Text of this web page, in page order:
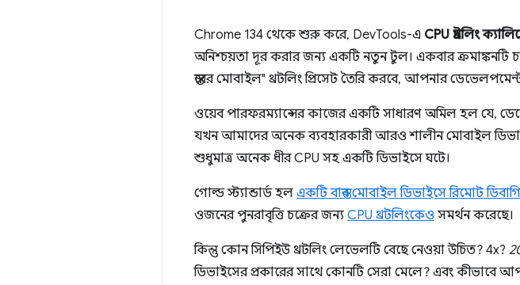
Chrome 134 থেকে শুরু করে, DevTools-এ CPU থ্রটলিং
অনিশ্চয়তা দূর করার জন্য একটি নতুন টুল। একবার ক্রমাঙ্কনটি
স্তরের মোবাইল" থ্রটলিং প্রিসেট তৈরি করবে, আপনার ডেভেলপমেন্ট
ওয়েব পারফরম্যান্সের কাজের একটি সাধারণ অমিল হল যে,
যখন আমাদের অনেক ব্যবহারকারী আরও শালীন মোবাইল
শুধুমাত্র অনেক ধীর CPU সহ একটি ডিভাইসে ঘটে।
গোল্ড স্ট্যান্ডার্ড হল একটি বাস্তব মোবাইল ডিভাইসে রিমোট
ওজনের পুনরাবৃত্তি চক্রের জন্য CPU থ্রটলিংকেও সমর্থন করেছে।
কিন্তু কোন সিপিইউ থ্রটলিং লেভেলটি বেছে নেওয়া উচিত? 4x?
ডিভাইসের প্রকারের সাথে কোনটি সেরা মেলে? এবং কীভাবে